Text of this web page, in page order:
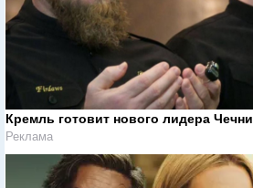
Кремль готовит нового лидера Чечни
Реклама